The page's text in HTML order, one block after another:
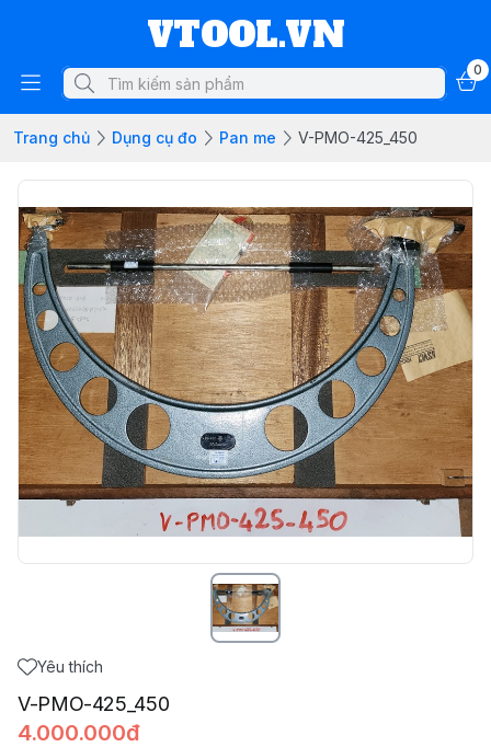
VTOOL.VN
0
Trang chủ Dụng cụ đo Pan me V-PMO-425_450
Yêu thích
V-PMO-425_450
4.000.000đ